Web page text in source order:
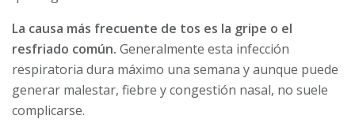
La causa más frecuente de tos es la gripe o el
resfriado común. Generalmente esta infección
respiratoria dura máximo una semana y aunque puede
generar malestar, fiebre y congestión nasal, no suele
complicarse.